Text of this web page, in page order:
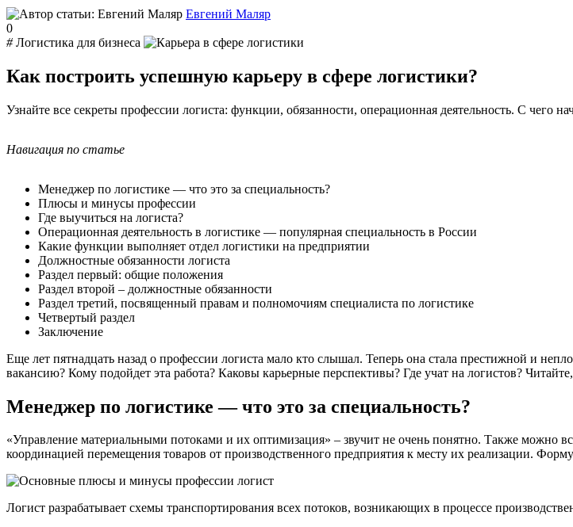
Евгений Маляр
0
# Логистика для бизнеса
Как построить успешную карьеру в сфере логистики?
Узнайте все секреты профессии логиста: функции, обязанности, операционная деятельность. С чего
Навигация по статье
Менеджер по логистике — что это за специальность?
Плюсы и минусы профессии
Где выучиться на логиста?
Операционная деятельность в логистике — популярная специальность в России
Какие функции выполняет отдел логистики на предприятии
Должностные обязанности логиста
Раздел первый: общие положения
Раздел второй – должностные обязанности
Раздел третий, посвященный правам и полномочиям специалиста по логистике
Четвертый раздел
Заключение
Еще лет пятнадцать назад о профессии логиста мало кто слышал. Теперь она стала престижной и
вакансию? Кому подойдет эта работа? Каковы карьерные перспективы? Где учат на логистов? Читайте,
Менеджер по логистике — что это за специальность?
«Управление материальными потоками и их оптимизация» – звучит не очень понятно. Также можно
координацией перемещения товаров от производственного предприятия к месту их реализации.
Логист разрабатывает схемы транспортирования всех потоков, возникающих в процессе